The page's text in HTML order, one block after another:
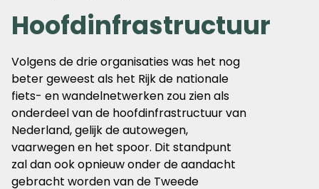
Hoofdinfrastructuur
Volgens de drie organisaties was het nog
beter geweest als het Rijk de nationale
fiets- en wandelnetwerken zou zien als
onderdeel van de hoofdinfrastructuur van
Nederland, gelijk de autowegen,
vaarwegen en het spoor. Dit standpunt
zal dan ook opnieuw onder de aandacht
gebracht worden van de Tweede